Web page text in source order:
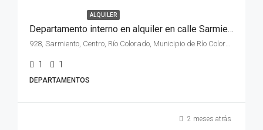
ALQUILER
Departamento interno en alquiler en calle Sarmiento N° 928 de la ciudad de Rio Colorado , Rio Negro
928, Sarmiento, Centro, Río Colorado, Municipio de Río Colorado, Departamento Pichi Mahuida, Río Negro, 8138, Argentina
1 1
DEPARTAMENTOS
2 meses atrás